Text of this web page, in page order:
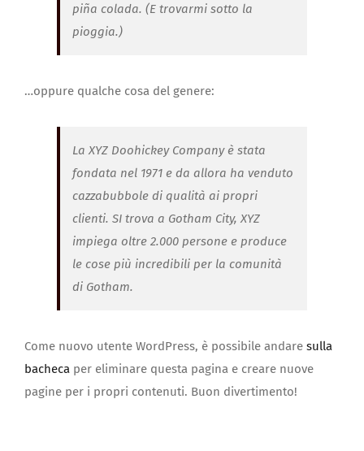
piña colada. (E trovarmi sotto la
pioggia.)
…oppure qualche cosa del genere:
La XYZ Doohickey Company è stata
fondata nel 1971 e da allora ha venduto
cazzabubbole di qualità ai propri
clienti. SI trova a Gotham City, XYZ
impiega oltre 2.000 persone e produce
le cose più incredibili per la comunità
di Gotham.
Come nuovo utente WordPress, è possibile andare sulla
bacheca per eliminare questa pagina e creare nuove
pagine per i propri contenuti. Buon divertimento!